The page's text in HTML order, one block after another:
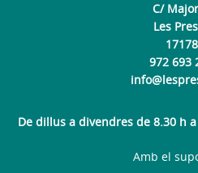
C/
Les
17178
972 693
De dillus a divendres de 8.30 h
Amb el